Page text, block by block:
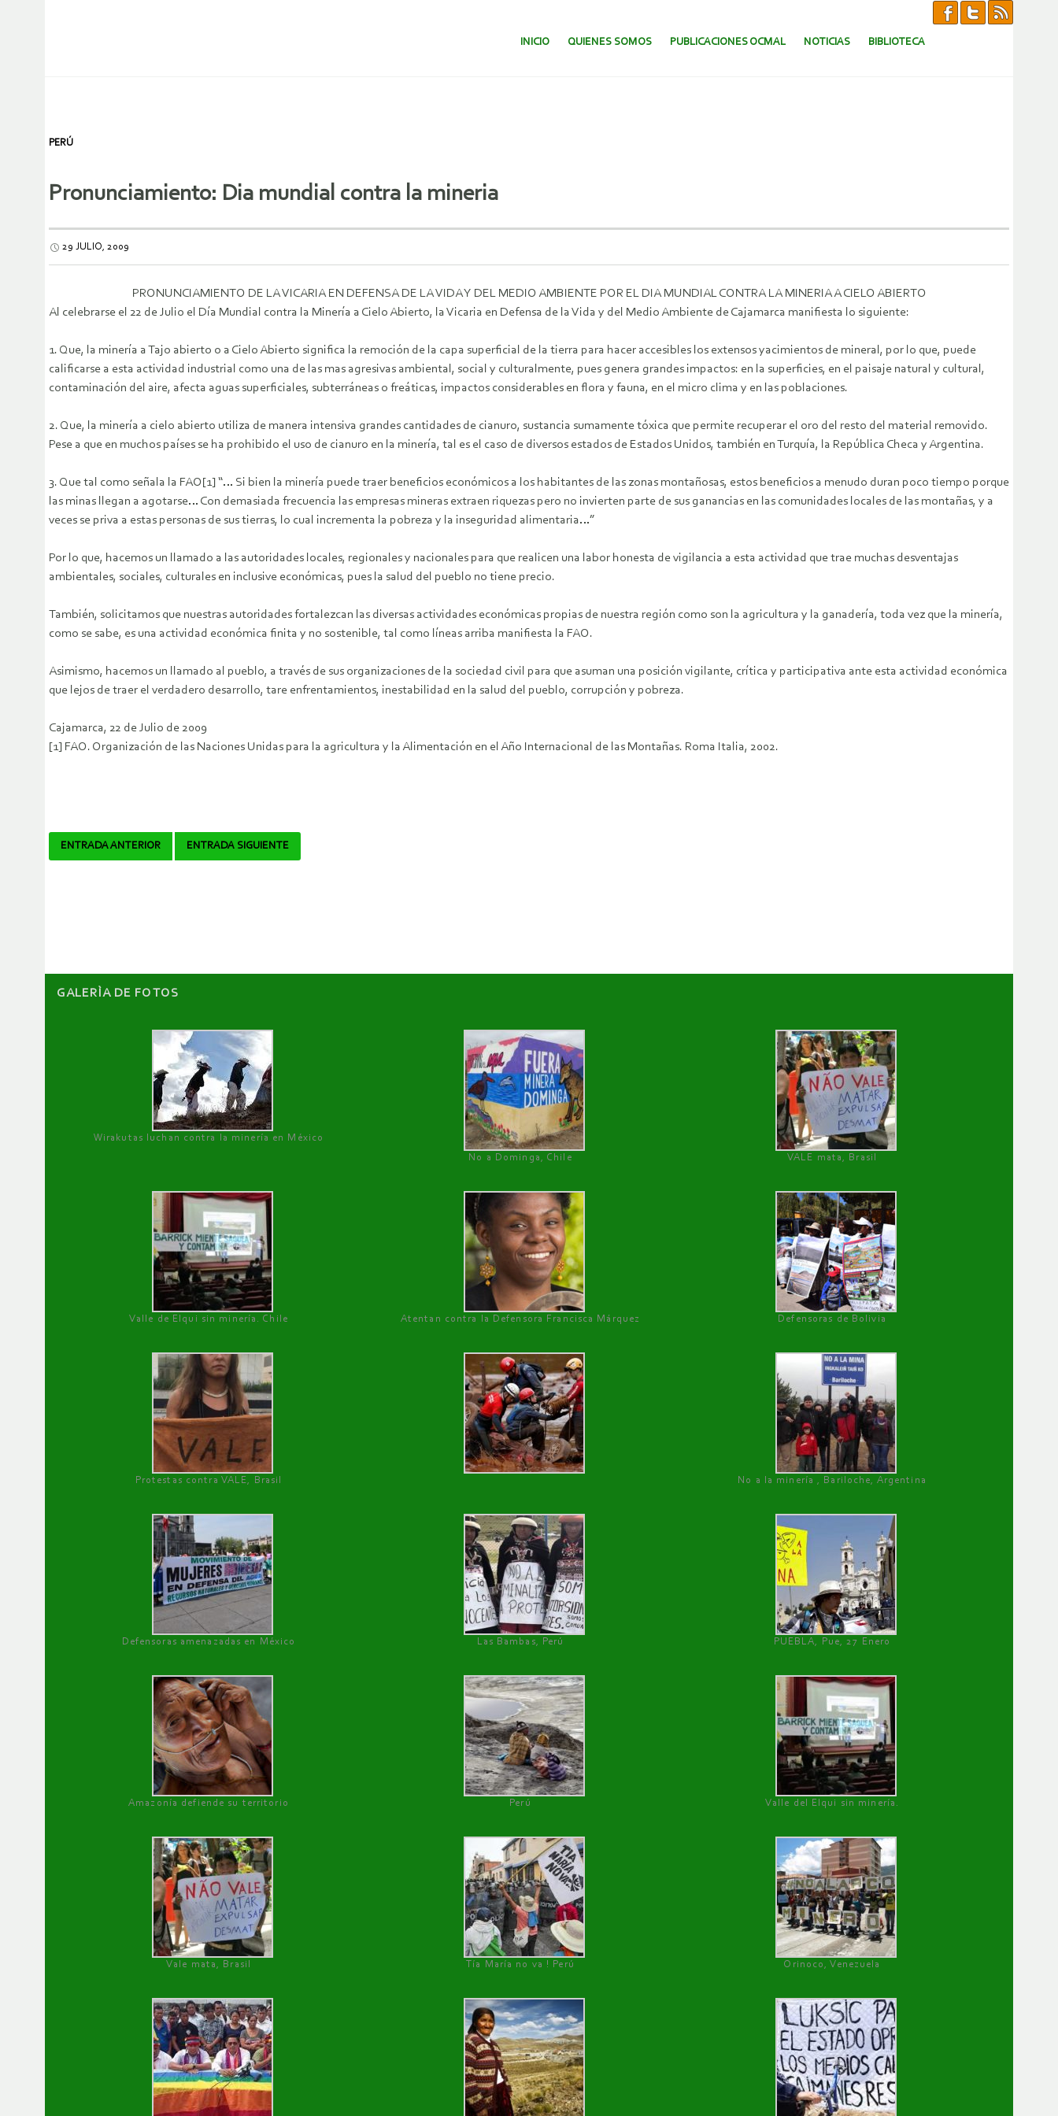
SALTAR AL CONTENIDO.
INICIO QUIENES SOMOS PUBLICACIONES OCMAL NOTICIAS BIBLIOTECA
PERÚ
Pronunciamiento: Dia mundial contra la mineria
29 JULIO, 2009
PRONUNCIAMIENTO DE LA VICARIA EN DEFENSA DE LA VIDA Y DEL MEDIO AMBIENTE POR EL DIA MUNDIAL CONTRA LA MINERIA A CIELO ABIERTO
Al celebrarse el 22 de Julio el Día Mundial contra la Minería a Cielo Abierto, la Vicaria en Defensa de la Vida y del Medio Ambiente de Cajamarca manifiesta lo siguiente:
1. Que, la minería a Tajo abierto o a Cielo Abierto significa la remoción de la capa superficial de la tierra para hacer accesibles los extensos yacimientos de mineral, por lo que, puede
calificarse a esta actividad industrial como una de las mas agresivas ambiental, social y culturalmente, pues genera grandes impactos: en la superficies, en el paisaje natural y cultural,
contaminación del aire, afecta aguas superficiales, subterráneas o freáticas, impactos considerables en flora y fauna, en el micro clima y en las poblaciones.
2. Que, la minería a cielo abierto utiliza de manera intensiva grandes cantidades de cianuro, sustancia sumamente tóxica que permite recuperar el oro del resto del material removido.
Pese a que en muchos países se ha prohibido el uso de cianuro en la minería, tal es el caso de diversos estados de Estados Unidos, también en Turquía, la República Checa y Argentina.
3. Que tal como señala la FAO[1] “… Si bien la minería puede traer beneficios económicos a los habitantes de las zonas montañosas, estos beneficios a menudo duran poco tiempo porque
las minas llegan a agotarse… Con demasiada frecuencia las empresas mineras extraen riquezas pero no invierten parte de sus ganancias en las comunidades locales de las montañas, y a
veces se priva a estas personas de sus tierras, lo cual incrementa la pobreza y la inseguridad alimentaria…”
Por lo que, hacemos un llamado a las autoridades locales, regionales y nacionales para que realicen una labor honesta de vigilancia a esta actividad que trae muchas desventajas
ambientales, sociales, culturales en inclusive económicas, pues la salud del pueblo no tiene precio.
También, solicitamos que nuestras autoridades fortalezcan las diversas actividades económicas propias de nuestra región como son la agricultura y la ganadería, toda vez que la minería,
como se sabe, es una actividad económica finita y no sostenible, tal como líneas arriba manifiesta la FAO.
Asimismo, hacemos un llamado al pueblo, a través de sus organizaciones de la sociedad civil para que asuman una posición vigilante, crítica y participativa ante esta actividad económica
que lejos de traer el verdadero desarrollo, tare enfrentamientos, inestabilidad en la salud del pueblo, corrupción y pobreza.
Cajamarca, 22 de Julio de 2009
[1] FAO. Organización de las Naciones Unidas para la agricultura y la Alimentación en el Año Internacional de las Montañas. Roma Italia, 2002.
Navegador
ENTRADA ANTERIOR ENTRADA SIGUIENTE
GALERÌA DE FOTOS
Wirakutas luchan contra la minería en México
No a Dominga, Chile
VALE mata, Brasil
Valle de Elqui sin minería. Chile Atentan contra la Defensora Francisca Márquez Defensoras de Bolivia
Protestas contra VALE, Brasil No a la minería , Bariloche, Argentina
Defensoras amenazadas en México Las Bambas, Perú PUEBLA, Pue, 27 Enero
Amazonía defiende su territorio Perú Valle del Elqui sin minería.
Vale mata, Brasil Tía María no va ! Perú Orinoco, Venezuela